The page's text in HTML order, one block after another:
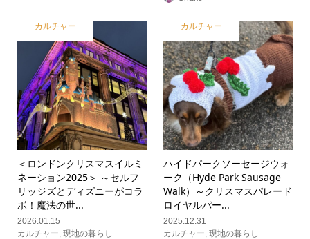
カルチャー
＜ロンドンクリスマスイルミ
ネーション2025＞ ～セルフ
リッジズとディズニーがコラ
ボ！魔法の世...
2026.01.15
カルチャー 現地の暮らし
カルチャー
ハイドパークソーセージウォ
ーク（Hyde Park Sausage
Walk）～クリスマスパレード
ロイヤルパー...
2025.12.31
カルチャー ,現地の暮らし